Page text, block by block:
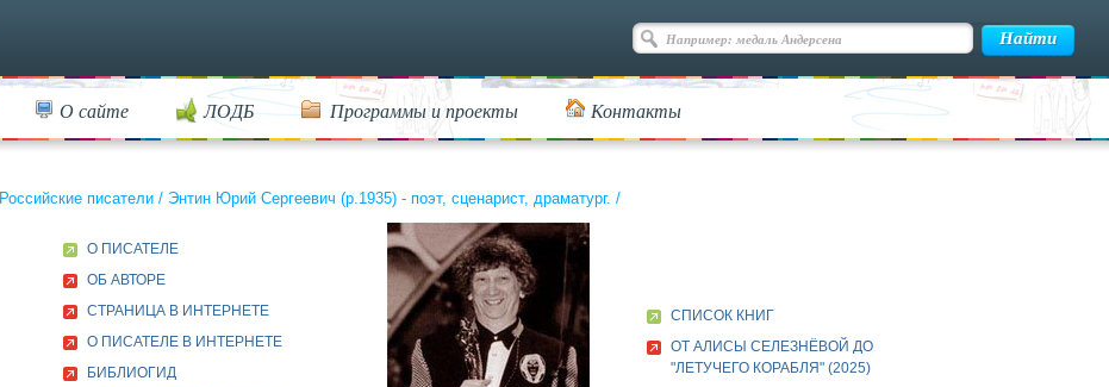
О сайте ЛОДБ Программы и проекты Контакты
Российские писатели / Энтин Юрий Сергеевич (р.1935) - поэт, сценарист, драматург. /
О ПИСАТЕЛЕ
ОБ АВТОРЕ
СТРАНИЦА В ИНТЕРНЕТЕ
О ПИСАТЕЛЕ В ИНТЕРНЕТЕ
БИБЛИОГИД
СПИСОК КНИГ
ОТ АЛИСЫ СЕЛЕЗНЁВОЙ ДО
"ЛЕТУЧЕГО КОРАБЛЯ" (2025)